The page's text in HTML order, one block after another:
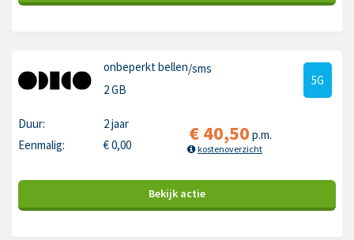
onbeperkt bellen/sms
2 GB
5G
Duur:
2 jaar
Eenmalig:
€0,00 €40,50 p.m.
kostenoverzicht
Bekijk actie